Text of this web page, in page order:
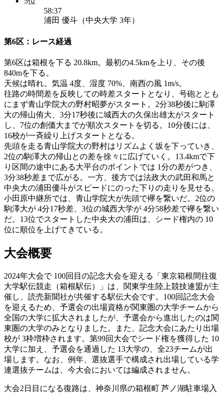
58:37
浦田 優斗（中央大学 3年）
第6区：レース経過
第6区は箱根を下る 20.8km。最初の4.5kmを上り、その後
840mを下る。
天候は晴れ。気温 4度、湿度 70%、南西の風 1m/s。
往路の時間差を反映しての時差スタートとなり、号砲ととも
にまず青山学院大の野村昭夢がスタート。2分38秒後に駒澤
大の帰山侑大、3分17秒後に城西大の久保出雄太がスタート
し、7位の創価大までが順次スタートを切る。10分後には、
16校が一斉繰り上げスタートとなる。
先頭を走る青山学院大の野村はリズムよく坂を下っていき、
2位の駒澤大の帰山との差を徐々に広げていく。13.4kmで下
り区間の途中にある大平台のポイントでは 1分の差がつき、
3分38秒差まで広がる。一方、後方では法政大の武田和馬と
中央大の浦田優斗がスピードにのった下りの走りを見せる。
小田原中継所では、青山学院大が先頭で襷を繋いだ。2位の
駒澤大が 4分17秒差、3位の城西大学が 4分58秒差で襷を繋い
だ。13位でスタートした中央大の浦田は、シード権内の 10
位に順位を上げてきている。
大会概要
2024年大会で 100回目の記念大会を迎える「東京箱根間往復
大学駅伝競走（箱根駅伝）」は、関東学生陸上競技連盟が主
催し、読売新聞社が共催する駅伝大会です。100回記念大会
を迎えるため、予選会の出場資格が関東圏の大学チームから
全国の大学に拡大されましたが、予選会から進出したのは関
東圏の大学のみとなりました。また、記念大会にあたり出場
校が 3枠増枠されます。第99回大会でシード権を獲得した 10
大学に加え、予選会を通過した 13大学の、全23チームが出
場します。なお、例年、選抜選手で構成され出場している学
連選抜チームは、今大会においては編成されません。
大会2日目になる復路は、神奈川県の箱根町 芦ノ湖駐車場入